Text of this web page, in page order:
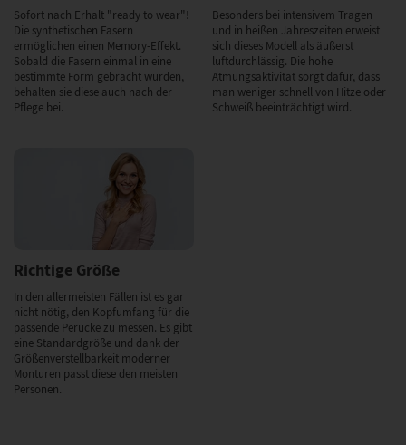
Sofort nach Erhalt "ready to wear"!
Die synthetischen Fasern
ermöglichen einen Memory-Effekt.
Sobald die Fasern einmal in eine
bestimmte Form gebracht wurden,
behalten sie diese auch nach der
Pflege bei.
Besonders bei intensivem Tragen
und in heißen Jahreszeiten erweist
sich dieses Modell als äußerst
luftdurchlässig. Die hohe
Atmungsaktivität sorgt dafür, dass
man weniger schnell von Hitze oder
Schweiß beeinträchtigt wird.
Richtige Größe
In den allermeisten Fällen ist es gar
nicht nötig, den Kopfumfang für die
passende Perücke zu messen. Es gibt
eine Standardgröße und dank der
Größenverstellbarkeit moderner
Monturen passt diese den meisten
Personen.